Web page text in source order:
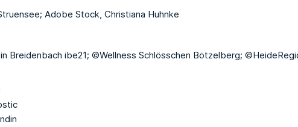
Adobe Stock, Christiana Huhnke
Breidenbach ibe21; ©Wellness Schlösschen Bötzelberg;